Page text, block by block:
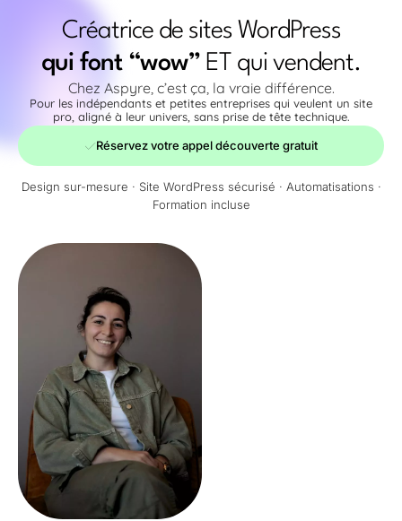
Créatrice de sites WordPress
qui font “wow” ET qui vendent.
Chez Aspyre, c’est ça, la vraie différence.
Pour les indépendants et petites entreprises qui veulent un site
pro, aligné à leur univers, sans prise de tête technique.
Réservez votre appel découverte gratuit
Design sur-mesure · Site WordPress sécurisé · Automatisations ·
Formation incluse